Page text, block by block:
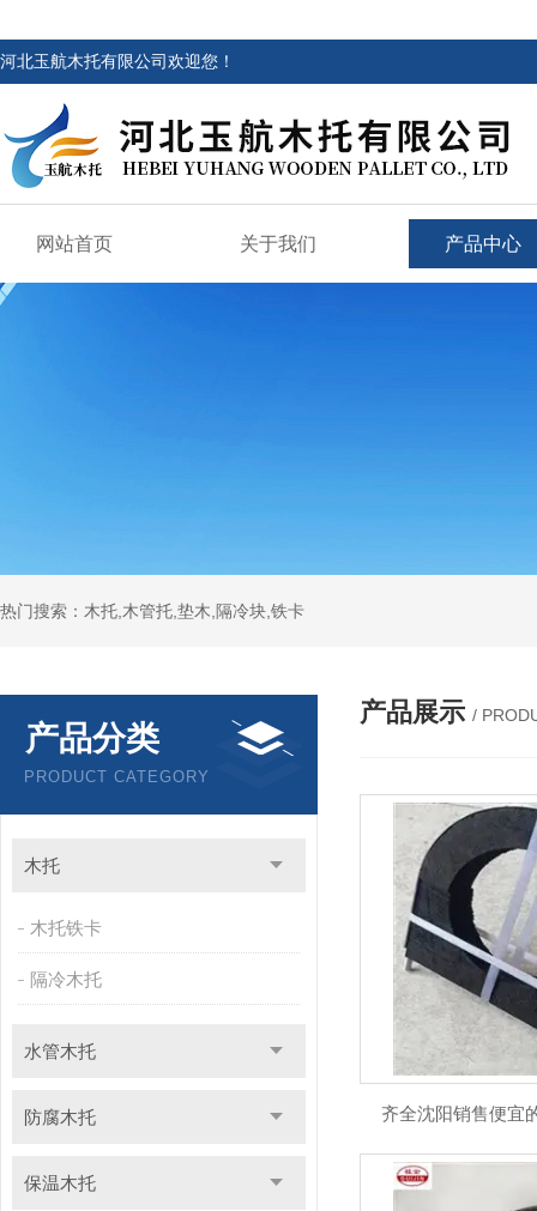
河北玉航木托有限公司欢迎您！
网站首页 关于我们 产品中心
热门搜索：木托,木管托,垫木,隔冷块,铁卡
产品分类
PRODUCT CATEGORY
木托
木托铁卡
隔冷木托
水管木托
防腐木托
保温木托
产品展示 /
齐全沈阳销售便宜